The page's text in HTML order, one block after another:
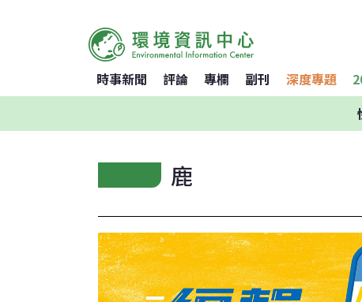
時事新聞 評論 專欄 副刊 深度專題
鹿